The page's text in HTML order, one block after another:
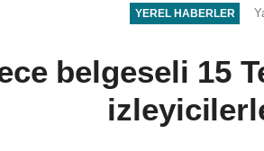
YEREL HABERLER
belgeseli 15